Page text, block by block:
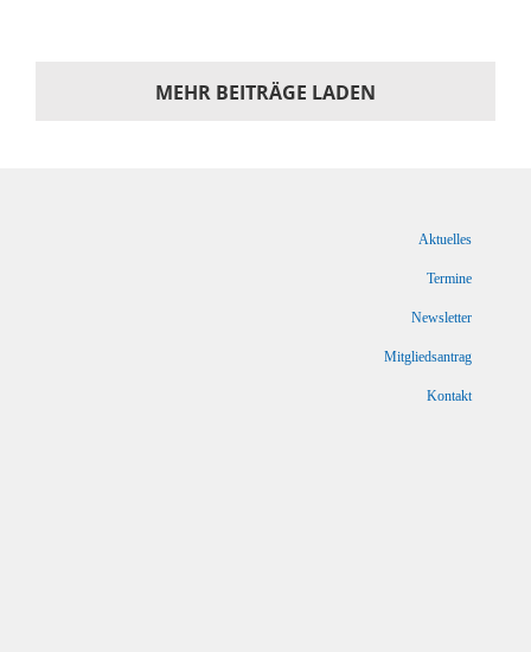
MEHR BEITRÄGE LADEN
Aktuelles
Termine
Newsletter
Mitgliedsantrag
Kontakt